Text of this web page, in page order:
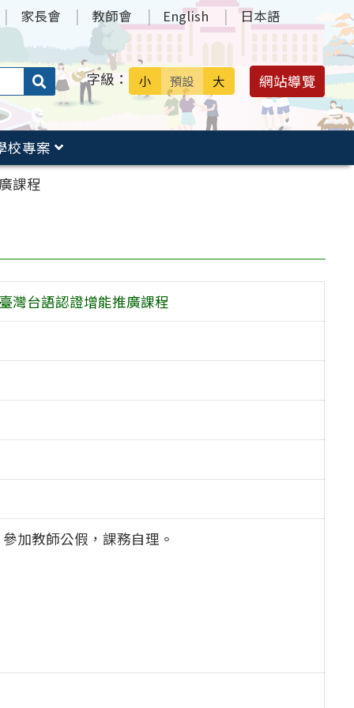
家長會 教師會 English 日本語
搜
送出 字級： 小 預設 大 網站導覽
校專案
課程
灣台語認證增能推廣課程
加教師公假，課務自理。